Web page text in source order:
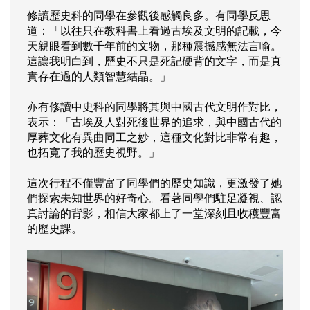
修讀歷史科的同學在參觀後感觸良多。有同學反思
道：「以往只在教科書上看過古埃及文明的記載，今
天親眼看到數千年前的文物，那種震撼感無法言喻。
這讓我明白到，歷史不只是死記硬背的文字，而是真
實存在過的人類智慧結晶。」
亦有修讀中史科的同學將其與中國古代文明作對比，
表示：「古埃及人對死後世界的追求，與中國古代的
厚葬文化有異曲同工之妙，這種文化對比非常有趣，
也拓寬了我的歷史視野。」
這次行程不僅豐富了同學們的歷史知識，更激發了她
們探索未知世界的好奇心。看著同學們駐足凝視、認
真討論的背影，相信大家都上了一堂深刻且收穫豐富
的歷史課。